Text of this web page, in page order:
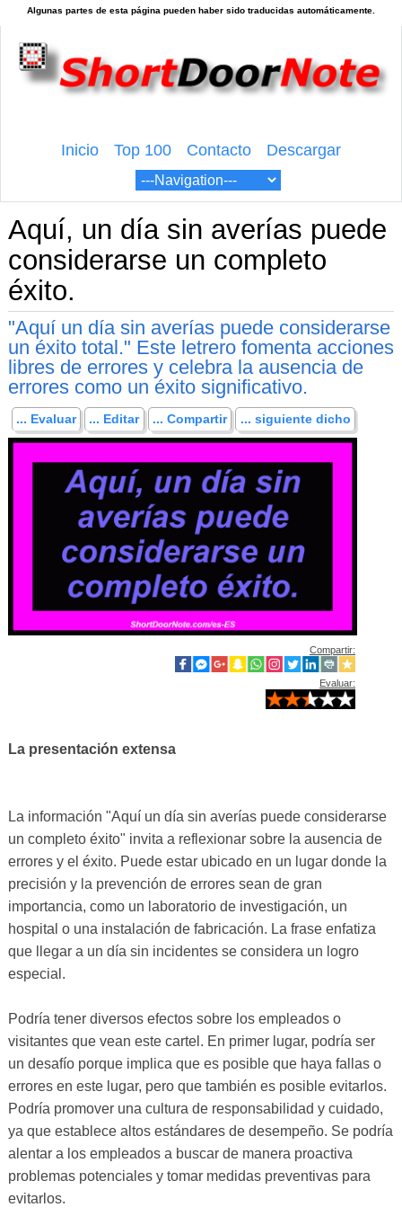
Inicio Top 100 Contacto Descargar
Aquí, un día sin averías puede
considerarse un completo
éxito.
"Aquí un día sin averías puede considerarse
un éxito total." Este letrero fomenta acciones
libres de errores y celebra la ausencia de
errores como un éxito significativo.
... Evaluar ... Editar ... Compartir ... siguiente dicho
Compartir:
Evaluar:
La presentación extensa
La información "Aquí un día sin averías puede considerarse
un completo éxito" invita a reflexionar sobre la ausencia de
errores y el éxito. Puede estar ubicado en un lugar donde la
precisión y la prevención de errores sean de gran
importancia, como un laboratorio de investigación, un
hospital o una instalación de fabricación. La frase enfatiza
que llegar a un día sin incidentes se considera un logro
especial.
Podría tener diversos efectos sobre los empleados o
visitantes que vean este cartel. En primer lugar, podría ser
un desafío porque implica que es posible que haya fallas o
errores en este lugar, pero que también es posible evitarlos.
Podría promover una cultura de responsabilidad y cuidado,
ya que establece altos estándares de desempeño. Se podría
alentar a los empleados a buscar de manera proactiva
problemas potenciales y tomar medidas preventivas para
evitarlos.